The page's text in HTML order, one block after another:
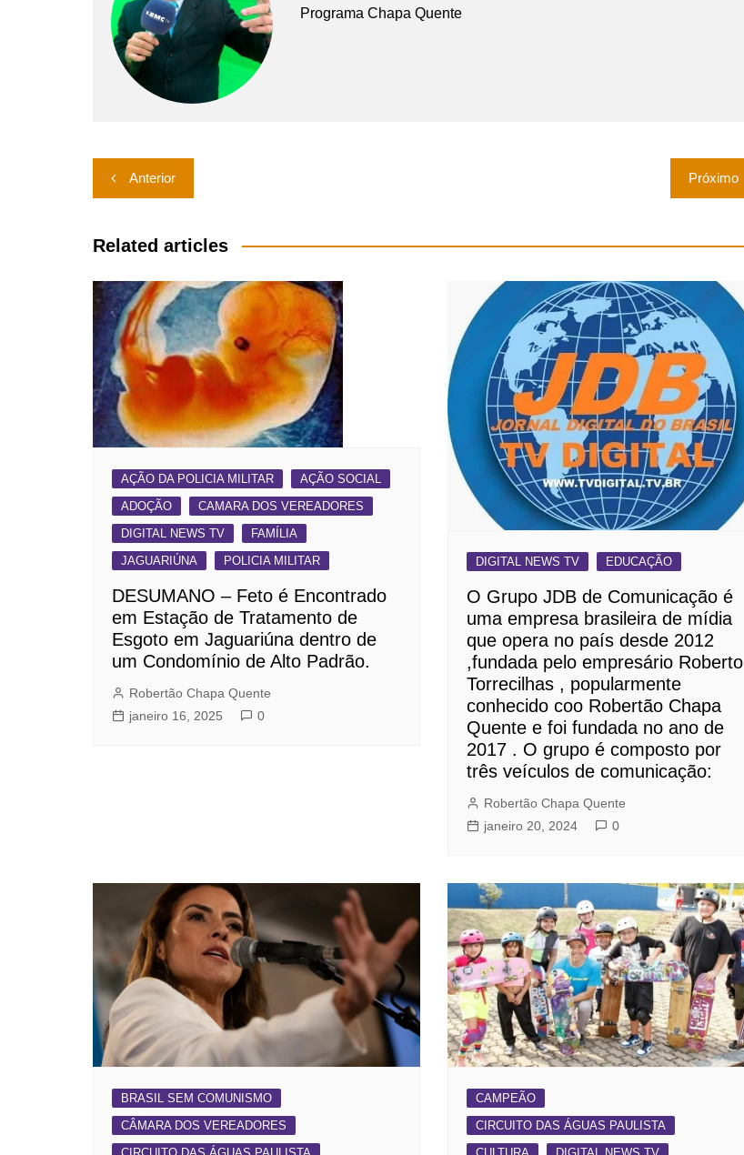
Programa Chapa Quente
Navegação
de
Post
Anterior Próximo
Related articles
AÇÃO DA POLICIA MILITAR
AÇÃO SOCIAL
ADOÇÃO
CAMARA DOS VEREADORES
DIGITAL NEWS TV
FAMÍLIA
JAGUARIÚNA
POLICIA MILITAR
DESUMANO – Feto é Encontrado
em Estação de Tratamento de
Esgoto em Jaguariúna dentro de
um Condomínio de Alto Padrão.
Robertão Chapa Quente
janeiro 16, 2025
0
DIGITAL NEWS TV EDUCAÇÃO
O Grupo JDB de Comunicação é
uma empresa brasileira de mídia
que opera no país desde 2012
,fundada pelo empresário Roberto
Torrecilhas , popularmente
conhecido coo Robertão Chapa
Quente e foi fundada no ano de
2017 . O grupo é composto por
três veículos de comunicação:
Robertão Chapa Quente
janeiro 20, 2024
0
BRASIL SEM COMUNISMO
CÂMARA DOS VEREADORES
CAMPEÃO
CIRCUITO DAS ÁGUAS PAULISTA